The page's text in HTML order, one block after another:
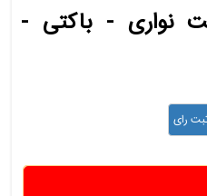
نواری - باکتی -